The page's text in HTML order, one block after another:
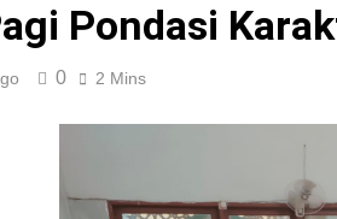
Pondasi
0 2 Mins